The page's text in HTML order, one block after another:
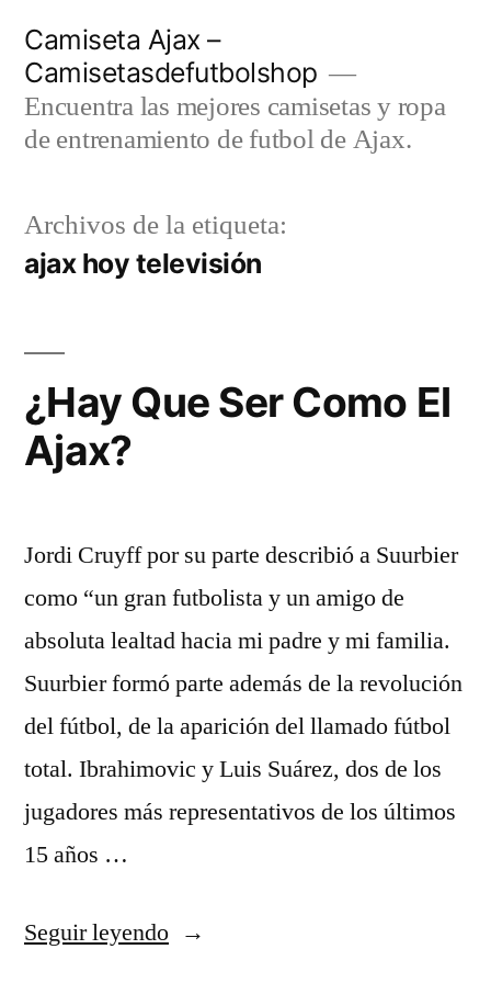
contenido
Camiseta Ajax –
Camisetasdefutbolshop
Encuentra las mejores camisetas y ropa
de entrenamiento de futbol de Ajax.
Archivos de la etiqueta:
ajax hoy televisión
¿Hay Que Ser Como El
Ajax?
Jordi Cruyff por su parte describió a Suurbier
como “un gran futbolista y un amigo de
absoluta lealtad hacia mi padre y mi familia.
Suurbier formó parte además de la revolución
del fútbol, de la aparición del llamado fútbol
total. Ibrahimovic y Luis Suárez, dos de los
jugadores más representativos de los últimos
15 años …
Seguir leyendo«¿Hay